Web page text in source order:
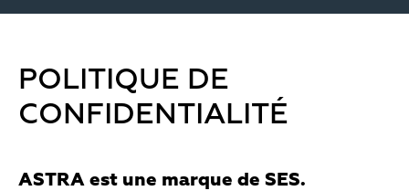
POLITIQUE DE
CONFIDENTIALITÉ
ASTRA est une marque de SES.